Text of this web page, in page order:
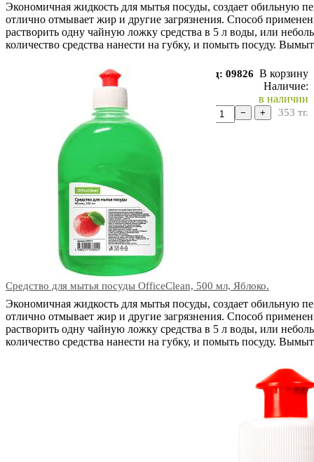
Экономичная жидкость для мытья посуды, создает обильную
отлично отмывает жир и другие загрязнения. Способ
растворить одну чайную ложку средства в 5 л воды, или
количество средства нанести на губку, и помыть посуду.
Код: 09826 В корзину
Наличие:
в наличии
353 тг.
− +
Средство для мытья посуды OfficeClean, 500 мл, Яблоко.
Экономичная жидкость для мытья посуды, создает обильную
отлично отмывает жир и другие загрязнения. Способ
растворить одну чайную ложку средства в 5 л воды, или
количество средства нанести на губку, и помыть посуду.
В корзину
Наличие:
в наличии
353 тг.